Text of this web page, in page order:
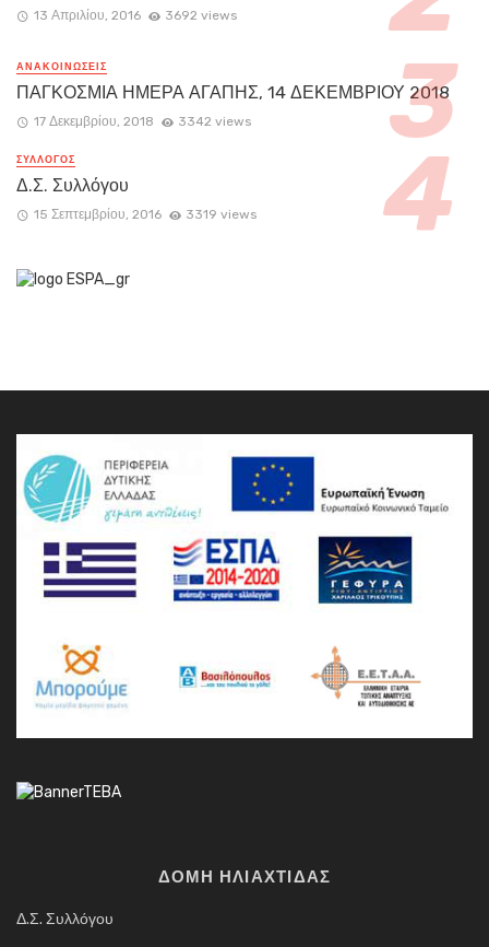
13 Απριλίου, 2016 3692 views
ΑΝΑΚΟΙΝΏΣΕΙΣ
ΠΑΓΚΟΣΜΙΑ ΗΜΕΡΑ ΑΓΑΠΗΣ, 14 ΔΕΚΕΜΒΡΙΟΥ 2018
17 Δεκεμβρίου, 2018 3342 views
ΣΥΛΛΟΓΟΣ
Δ.Σ. Συλλόγου
15 Σεπτεμβρίου, 2016 3319 views
ΔΟΜΗ ΗΛΙΑΧΤΙΔΑΣ
Δ.Σ. Συλλόγου